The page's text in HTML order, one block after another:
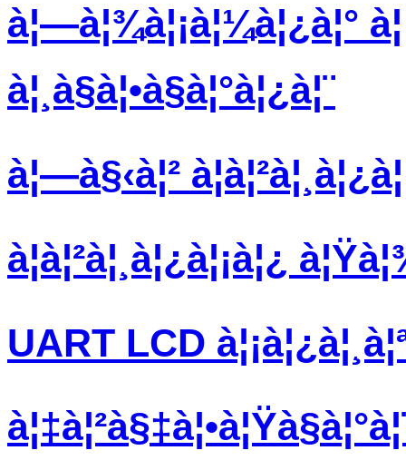
à¦—à¦¾à¦¡à¦¼à¦¿à¦°
à¦¸à§à¦•à§à¦°à¦¿à¦¨
à¦—à§‹à¦²
à¦à¦²à¦¸à¦¿à¦¡à¦¿
UART LCD